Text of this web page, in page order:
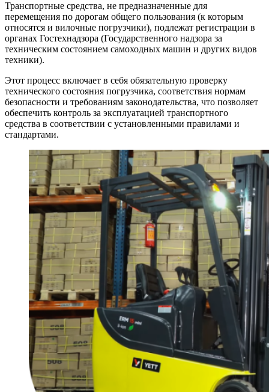
Транспортные средства, не предназначенные для
перемещения по дорогам общего пользования (к которым
относятся и вилочные погрузчики), подлежат регистрации в
органах Гостехнадзора (Государственного надзора за
техническим состоянием самоходных машин и других видов
техники).
Этот процесс включает в себя обязательную проверку
технического состояния погрузчика, соответствия нормам
безопасности и требованиям законодательства, что позволяет
обеспечить контроль за эксплуатацией транспортного
средства в соответствии с установленными правилами и
стандартами.